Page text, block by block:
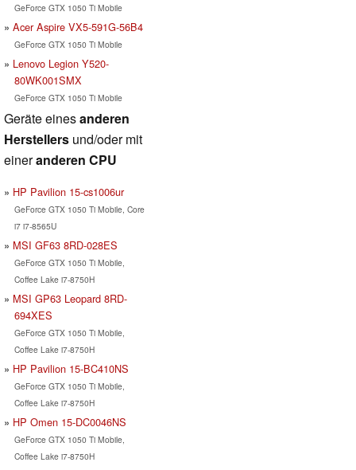
GeForce GTX 1050 Ti Mobile
Acer Aspire VX5-591G-56B4
GeForce GTX 1050 Ti Mobile
Lenovo Legion Y520-
80WK001SMX
GeForce GTX 1050 Ti Mobile
Geräte einesanderen
Herstellers und/oder mit
eineranderen CPU
HP Pavilion 15-cs1006ur
GeForce GTX 1050 Ti Mobile, Core
i7 i7-8565U
MSI GF63 8RD-028ES
GeForce GTX 1050 Ti Mobile,
Coffee Lake i7-8750H
MSI GP63 Leopard 8RD-
694XES
GeForce GTX 1050 Ti Mobile,
Coffee Lake i7-8750H
HP Pavilion 15-BC410NS
GeForce GTX 1050 Ti Mobile,
Coffee Lake i7-8750H
HP Omen 15-DC0046NS
GeForce GTX 1050 Ti Mobile,
Coffee Lake i7-8750H